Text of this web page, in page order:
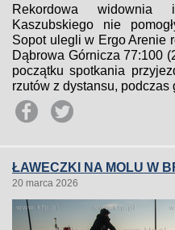
Rekordowa
Kaszubskiego nie
Sopot ulegli w Ergo Arenie
Dąbrowa Górnicza 77:100
początku spotkania
rzutów z dystansu, podczas
ŁAWECZKI NA MOLU W
20 marca 2026